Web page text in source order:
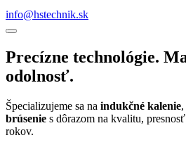
info@hstechnik.sk
Precízne technológie.
odolnosť.
Špecializujeme sa na indukčné kalenie,
brúsenie s dôrazom na kvalitu,
rokov.